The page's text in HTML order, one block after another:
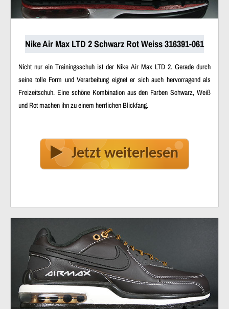
Nike Air Max LTD 2 Schwarz Rot Weiss 316391-061
Nicht nur ein Trainingsschuh ist der Nike Air Max LTD 2. Gerade durch
seine tolle Form und Verarbeitung eignet er sich auch hervorragend als
Freizeitschuh. Eine schöne Kombination aus den Farben Schwarz, Weiß
und Rot machen ihn zu einem herrlichen Blickfang.
Jetzt weiterlesen